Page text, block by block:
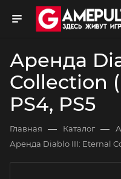
Аренда
Collection
PS4, PS5
Главная — Каталог —
Аренда Diablo III: Eternal